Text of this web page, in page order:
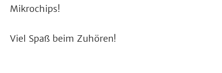
Mikrochips!
Viel Spaß beim Zuhören!